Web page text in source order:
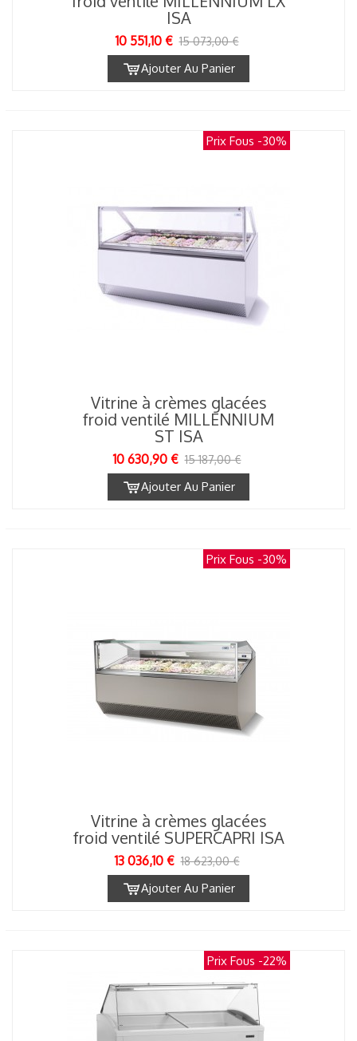
ISA
10 551,10 € 15 073,00 €
Ajouter Au Panier
Prix Fous -30%
Vitrine à crèmes glacées
froid ventilé MILLENNIUM
ST ISA
10 630,90 € 15 187,00 €
Ajouter Au Panier
Prix Fous -30%
Vitrine à crèmes glacées
froid ventilé SUPERCAPRI ISA
13 036,10 € 18 623,00 €
Ajouter Au Panier
Prix Fous -22%